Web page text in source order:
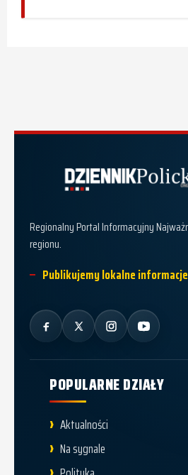
Regionalny Portal Informacyjny
regionu.
Publikujemy lokalne
POPULARNE DZIAŁY
Aktualności
Na sygnale